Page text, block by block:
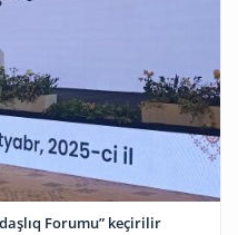
Forumu” keçirilir